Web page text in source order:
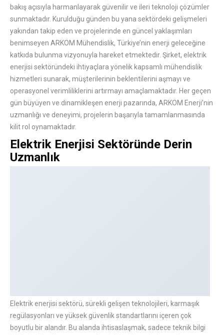
bakış açısıyla harmanlayarak güvenilir ve ileri teknoloji çözümler
sunmaktadır. Kurulduğu günden bu yana sektördeki gelişmeleri
yakından takip eden ve projelerinde en güncel yaklaşımları
benimseyen ARKOM Mühendislik, Türkiye’nin enerji geleceğine
katkıda bulunma vizyonuyla hareket etmektedir. Şirket, elektrik
enerjisi sektöründeki ihtiyaçlara yönelik kapsamlı mühendislik
hizmetleri sunarak, müşterilerinin beklentilerini aşmayı ve
operasyonel verimliliklerini artırmayı amaçlamaktadır. Her geçen
gün büyüyen ve dinamikleşen enerji pazarında, ARKOM Enerji’nin
uzmanlığı ve deneyimi, projelerin başarıyla tamamlanmasında
kilit rol oynamaktadır.
Elektrik Enerjisi Sektöründe Derin
Uzmanlık
Elektrik enerjisi sektörü, sürekli gelişen teknolojileri, karmaşık
regülasyonları ve yüksek güvenlik standartlarını içeren çok
boyutlu bir alandır. Bu alanda ihtisaslaşmak, sadece teknik bilgi